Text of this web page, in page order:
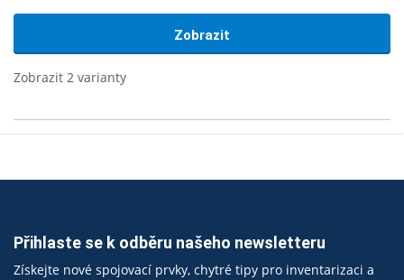
Zobrazit
Zobrazit 2 varianty
Přihlaste se k odběru našeho newsletteru
Získejte nové spojovací prvky, chytré tipy pro inventarizaci a